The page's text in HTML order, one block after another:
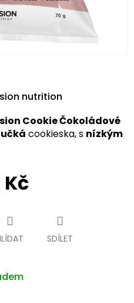
Kč
Cookie Čokoládové
cookieska, s nízkým
SDÍLET
nutrition